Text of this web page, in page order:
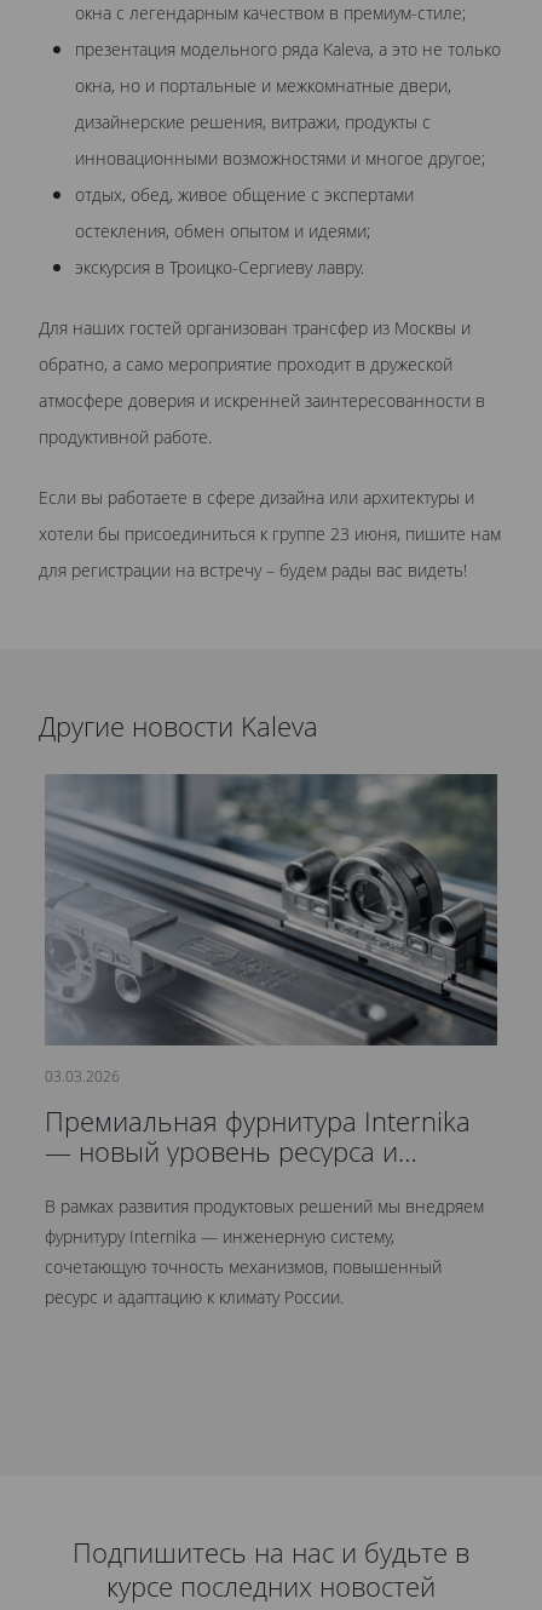
окна с легендарным качеством в премиум-стиле;
презентация модельного ряда Kaleva, а это не только
окна, но и портальные и межкомнатные двери,
дизайнерские решения, витражи, продукты с
инновационными возможностями и многое другое;
отдых, обед, живое общение с экспертами
остекления, обмен опытом и идеями;
экскурсия в Троицко-Сергиеву лавру.
Для наших гостей организован трансфер из Москвы и
обратно, а само мероприятие проходит в дружеской
атмосфере доверия и искренней заинтересованности в
продуктивной работе.
Если вы работаете в сфере дизайна или архитектуры и
хотели бы присоединиться к группе 23 июня, пишите нам
для регистрации на встречу – будем рады вас видеть!
Другие новости Kaleva
03.03.2026
Премиальная фурнитура Internika
— новый уровень ресурса и
В рамках развития продуктовых решений мы внедряем
фурнитуру Internika — инженерную систему,
сочетающую точность механизмов, повышенный
ресурс и адаптацию к климату России.
Подпишитесь на нас и будьте в
курсе последних новостей